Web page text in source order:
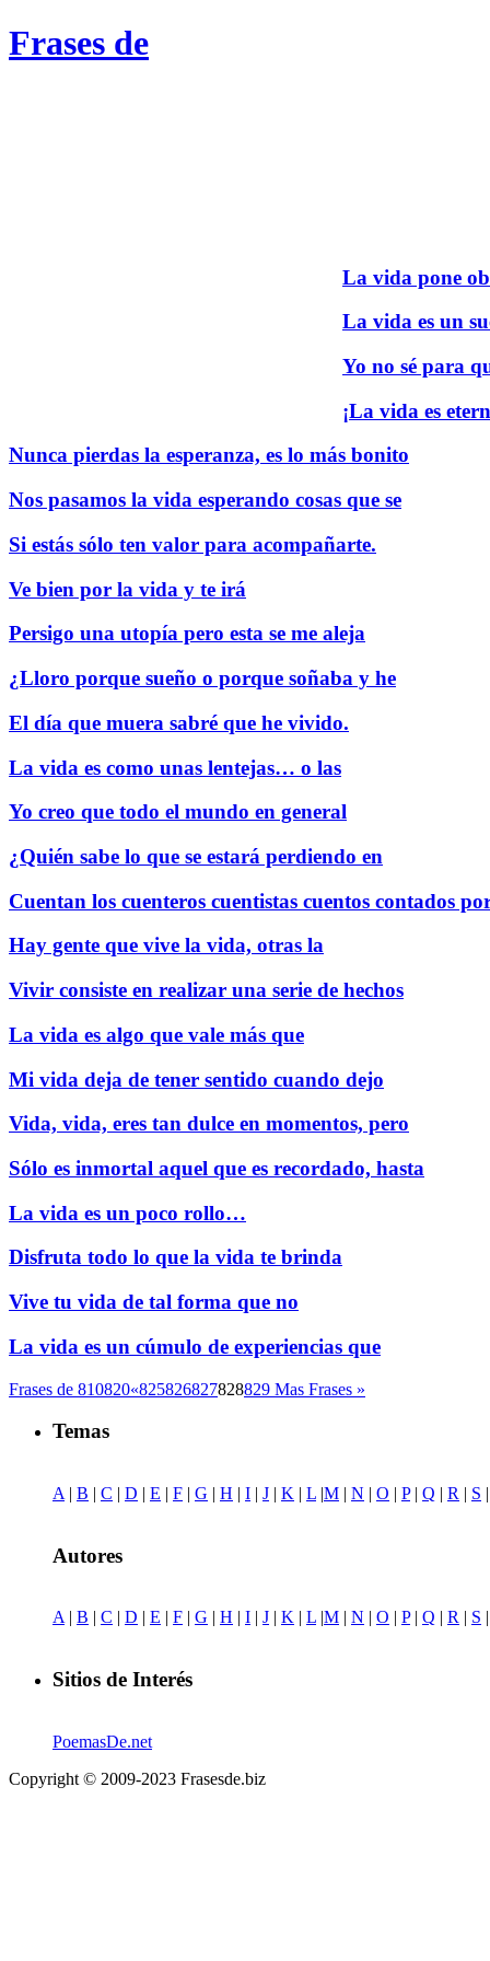
Frases de
La vida pone
La vida es un
Yo no sé para
¡La vida es
Nunca pierdas la esperanza, es lo más bonito
Nos pasamos la vida esperando cosas que se
Si estás sólo ten valor para acompañarte.
Ve bien por la vida y te irá
Persigo una utopía pero esta se me aleja
¿Lloro porque sueño o porque soñaba y he
El día que muera sabré que he vivido.
La vida es como unas lentejas… o las
Yo creo que todo el mundo en general
¿Quién sabe lo que se estará perdiendo en
Cuentan los cuenteros cuentistas cuentos contados
Hay gente que vive la vida, otras la
Vivir consiste en realizar una serie de hechos
La vida es algo que vale más que
Mi vida deja de tener sentido cuando dejo
Vida, vida, eres tan dulce en momentos, pero
Sólo es inmortal aquel que es recordado, hasta
La vida es un poco rollo…
Disfruta todo lo que la vida te brinda
Vive tu vida de tal forma que no
La vida es un cúmulo de experiencias que
Frases de 810820«825826827828829 Mas Frases »
Temas
A | B | C | D | E | F | G | H | I | J | K | L |M | N | O | P| Q | R | S
Autores
A| B | C | D | E | F | G | H | I | J | K | L |M | N | O | P| Q | R | S
Sitios de Interés
PoemasDe.net
Copyright © 2009-2023 Frasesde.biz